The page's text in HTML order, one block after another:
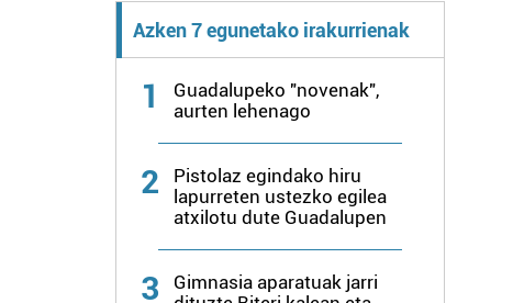
Azken 7 egunetako irakurrienak
1
Guadalupeko "novenak",
aurten lehenago
2
Pistolaz egindako hiru
lapurreten ustezko egilea
atxilotu dute Guadalupen
3
Gimnasia aparatuak jarri